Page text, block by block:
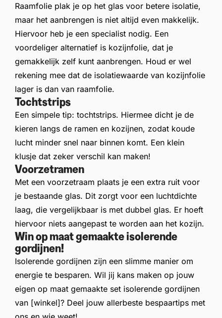
Raamfolie plak je op het glas voor betere isolatie,
maar het aanbrengen is niet altijd even makkelijk.
Hiervoor heb je een specialist nodig. Een
voordeliger alternatief is kozijnfolie, dat je
gemakkelijk zelf kunt aanbrengen. Houd er wel
rekening mee dat de isolatiewaarde van kozijnfolie
lager is dan van raamfolie.
Tochtstrips
Een simpele tip: tochtstrips. Hiermee dicht je de
kieren langs de ramen en kozijnen, zodat koude
lucht minder snel naar binnen komt. Een klein
klusje dat zeker verschil kan maken!
Voorzetramen
Met een voorzetraam plaats je een extra ruit voor
je bestaande glas. Dit zorgt voor een luchtdichte
laag, die vergelijkbaar is met dubbel glas. Er hoeft
hiervoor niets aangepast te worden aan het kozijn.
Win op maat gemaakte isolerende
gordijnen!
Isolerende gordijnen zijn een slimme manier om
energie te besparen. Wil jij kans maken op jouw
eigen op maat gemaakte set isolerende gordijnen
van [winkel]? Deel jouw allerbeste bespaartips met